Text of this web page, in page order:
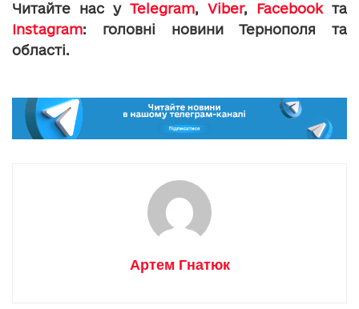
Читайте нас у Telegram, Viber, Facebookта
Instagram: головні новини Тернополя та
області.
Артем Гнатюк